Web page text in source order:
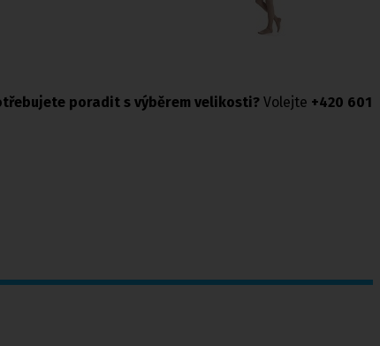
poradit s výběrem velikosti? Volejte +420 601